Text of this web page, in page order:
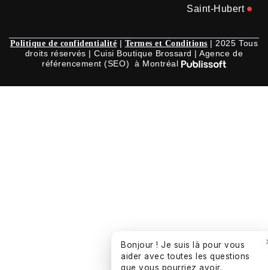
Saint-Hubert
Politique de confidentialité | Termes et Conditions | 2025 Tous
droits réservés | Cuisi Boutique Brossard | Agence de
référencement (SEO) à Montréal
Bonjour ! Je suis là pour vous
aider avec toutes les questions
que vous pourriez avoir.